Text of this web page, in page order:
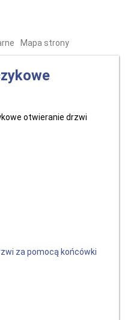
Mapa strony
otwieranie drzwi
za pomocą końcówki